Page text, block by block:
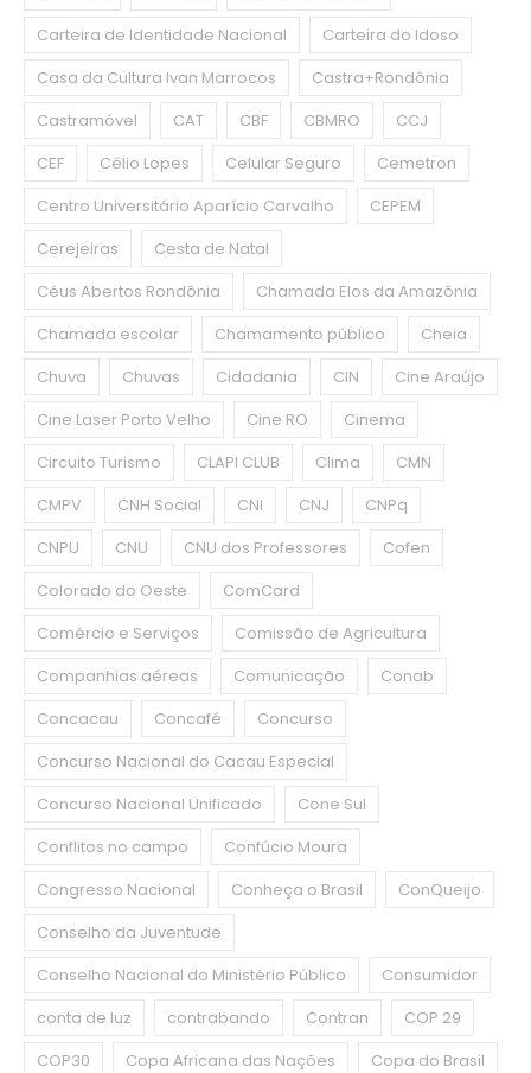
Carteira de Identidade Nacional
Carteira do Idoso
Casa da Cultura Ivan Marrocos
Castra+Rondônia
Castramóvel
CAT CBF CBMRO
CCJ
CEF
Célio Lopes Celular Seguro
Cemetron
Centro Universitário Aparício Carvalho
CEPEM
Cerejeiras
Cesta de Natal
Céus Abertos Rondônia
Chamada Elos da Amazônia
Chamada escolar
Chamamento público
Cheia
Chuva
Chuvas Cidadania CIN
Cine Araújo
Cine Laser Porto Velho
Cine RO
Cinema
Circuito Turismo
CLAPI CLUB Clima
CMN
CMPV
CNH Social CNI CNJ
CNPq
CNPU
CNU CNU dos Professores
Cofen
Colorado do Oeste
ComCard
Comércio e Serviços
Comissão de Agricultura
Companhias aéreas
Comunicação
Conab
Concacau
Concafé
Concurso
Concurso Nacional do Cacau Especial
Concurso Nacional Unificado
Cone Sul
Conflitos no campo
Confúcio Moura
Congresso Nacional
Conheça o Brasil
ConQueijo
Conselho da Juventude
Conselho Nacional do Ministério Público
Consumidor
conta de luz
contrabando Contran
COP 29
COP30
Copa Africana das Nações
Copa do Brasil